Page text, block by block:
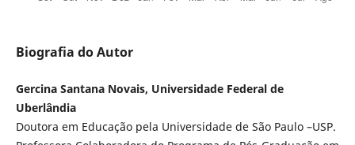
Biografia do Autor
Gercina Santana Novais, Universidade Federal de
Uberlândia
Doutora em Educação pela Universidade de São Paulo –USP.